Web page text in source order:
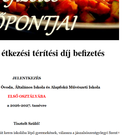
térítési díj befizetés